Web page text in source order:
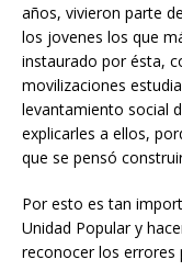
años, vivieron parte
los jovenes los que
instaurado por ésta,
movilizaciones
levantamiento social
explicarles a ellos,
que se pensó
Por esto es tan
Unidad Popular y
reconocer los errores